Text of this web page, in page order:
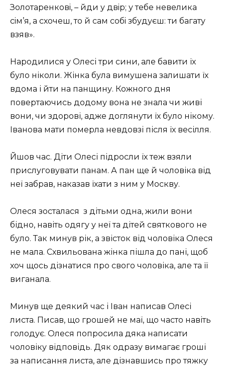
Золотаренковi, – йди у двiр; у тебе невелика
сiм’я, а схочеш, то й сам собi збудуєш: ти багату
взяв .
Народилися у Олесі три сини, але бавити їх
було ніколи. Жінка була вимушена залишати їх
вдома і йти на панщину. Кожного дня
повертаючись додому вона не знала чи живі
вони, чи здорові, адже доглянути їх було нікому.
Іванова мати померла невдовзі після їх весілля.
Йшов час. Діти Олесі підросли їх теж взяли
прислуговувати панам. А пан ще й чоловіка від
неї забрав, наказав їхати з ним у Москву.
Олеся зосталася з дітьми одна, жили вони
бідно, навіть одягу у неї та дітей святкового не
було. Так минув рік, а звісток від чоловіка Олеся
не мала. Схвильована жінка пішла до пані, щоб
хоч щось дізнатися про свого чоловіка, але та її
виганала.
Минув ще деякий час і Іван написав Олесі
листа. Писав, що грошей не маї, що часто навіть
голодує. Олеся попросила дяка написати
чоловіку відповідь. Дяк одразу вимагає гроші
за написання листа, але дізнавшись про тяжку